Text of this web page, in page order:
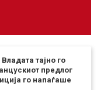
тајно го
предлог
го напаѓаше